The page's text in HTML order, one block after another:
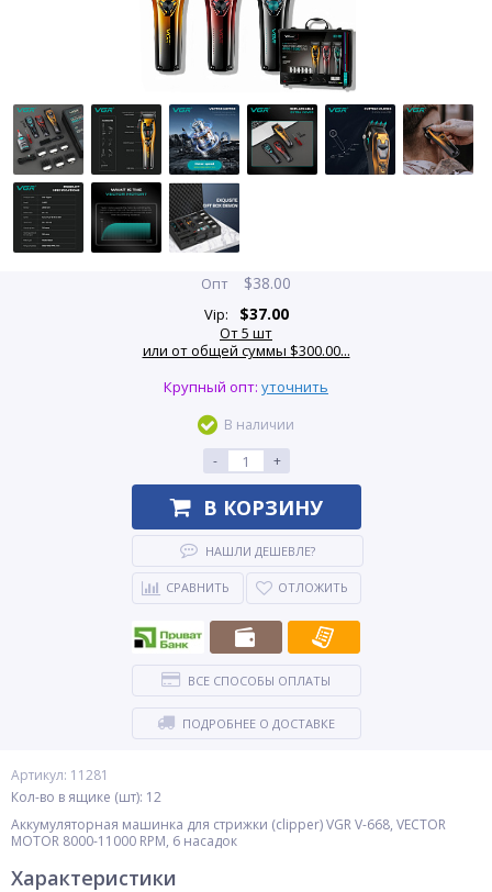
Артикул: 11281
Кол-во в ящике (шт): 12
Аккумуляторная машинка для стрижки (clipper) VGR V-668, VECTOR
MOTOR 8000-11000 RPM, 6 насадок
Опт $38.00
Vip: $37.00
От 5 шт
или от общей суммы $300.00...
Крупный опт: уточнить
В наличии
-
+
В КОРЗИНУ
НАШЛИ ДЕШЕВЛЕ?
СРАВНИТЬ ОТЛОЖИТЬ
ВСЕ СПОСОБЫ ОПЛАТЫ
ПОДРОБНЕЕ О ДОСТАВКЕ
Характеристики